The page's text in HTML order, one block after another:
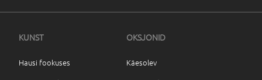
KUNST
Hausi fookuses
OKSJONID
Käesolev